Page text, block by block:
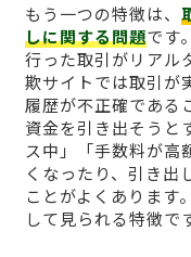
もう一つの特徴は、
しに関する問題です
行った取引がリアル
欺サイトでは取引が
履歴が不正確である
資金を引き出そうと
ス中」「手数料が高
くなったり、引き出
ことがよくあります
して見られる特徴で